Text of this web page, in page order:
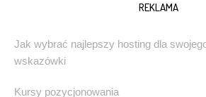
REKLAMA
Jak wybrać najlepszy hosting dla
wskazówki
Kursy pozycjonowania